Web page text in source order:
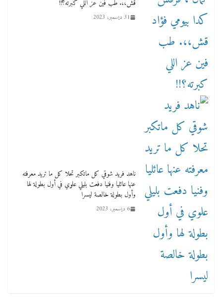
قش،،. طب فين عز اللي كبرته؟!!
31 ديسمبر، 2023
ناهد فريد شوقي كل ماتكبر تحلا كل ما تريد معرفته
عنها عائليا وفنيا دفعت بليلي علوي في أول بطولة لها
وأول بطولة خالصة ليسرا
6 ديسمبر، 2023